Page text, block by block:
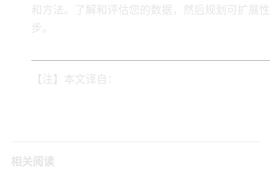
和方法。了解和评估您的数据，然后规划可扩展
步。
【注】本文译自：
相关阅读